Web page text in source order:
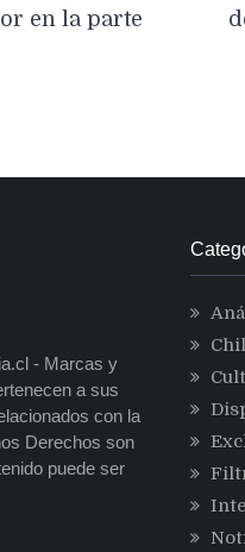
en la parte
- Marcas y
a sus
con la
Derechos son
puede ser